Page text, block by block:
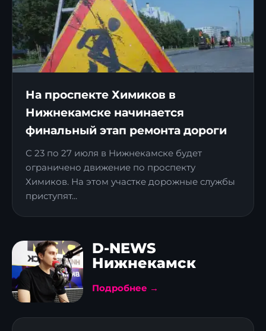
На проспекте Химиков в
Нижнекамске начинается
финальный этап ремонта дороги
С 23 по 27 июля в Нижнекамске будет
ограничено движение по проспекту
Химиков. На этом участке дорожные службы
приступят...
D-NEWS
Нижнекамск
Подробнее →